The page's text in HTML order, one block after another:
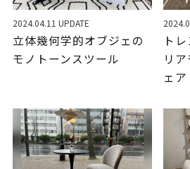
2024.04.11 UPDATE
立体幾何学的オブジェの
モノトーンスツール
ト
リ
ェア